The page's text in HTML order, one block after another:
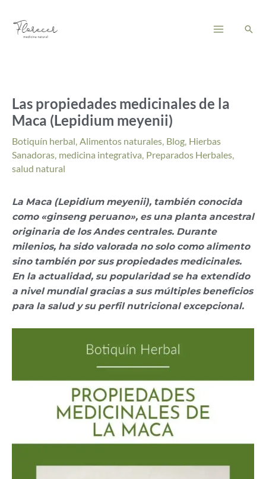
contenido
Menu
Las propiedades medicinales de la
Maca (Lepidium meyenii)
Botiquín herbal, Alimentos naturales, Blog, Hierbas
Sanadoras, medicina integrativa, Preparados Herbales,
salud natural
La Maca (Lepidium meyenii), también conocida
como «ginseng peruano», es una planta ancestral
originaria de los Andes centrales. Durante
milenios, ha sido valorada no solo como alimento
sino también por sus propiedades medicinales.
En la actualidad, su popularidad se ha extendido
a nivel mundial gracias a sus múltiples beneficios
para la salud y su perfil nutricional excepcional.